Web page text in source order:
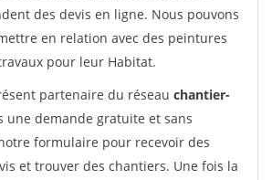
des devis en ligne. Nous pouvons
en relation avec des peintures
pour leur Habitat.
partenaire du réseau chantier-
une demande gratuite et sans
formulaire pour recevoir des
et trouver des chantiers. Une fois la